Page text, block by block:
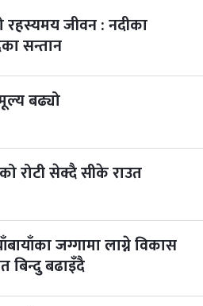
७ महिना बाँकी
रहस्यमय जीवन : नदीका
सन्तान
बढ्यो
रोटी सेक्दै सीके राउत
जग्गामा लाग्ने विकास
बिन्दु बढाइँदै